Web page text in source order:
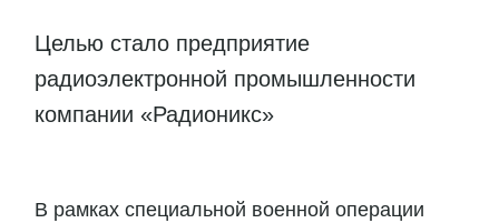
Целью стало предприятие
радиоэлектронной промышленности
компании «Радионикс»
В рамках специальной военной операции